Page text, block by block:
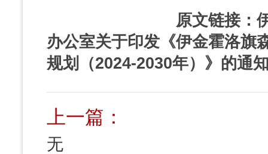
原文链接：
办公室关于印发《伊金霍洛旗
规划（2024-2030年）》的通
上一篇：
无